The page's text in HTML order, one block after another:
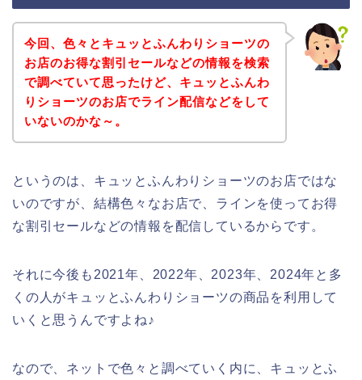
今回、色々とキュッとふんわりショーツの
お店のお得な割引セールなどの情報を検索
で調べていて思ったけど、キュッとふんわ
りショーツのお店でライン配信などをして
いないのかな～。
というのは、キュッとふんわりショーツのお店ではな
いのですが、結構色々なお店で、ラインを使ってお得
な割引セールなどの情報を配信しているからです。
それに今後も2021年、2022年、2023年、2024年と多
くの人がキュッとふんわりショーツの商品を利用して
いくと思うんですよね♪
なので、ネットで色々と調べていく内に、キュッとふ